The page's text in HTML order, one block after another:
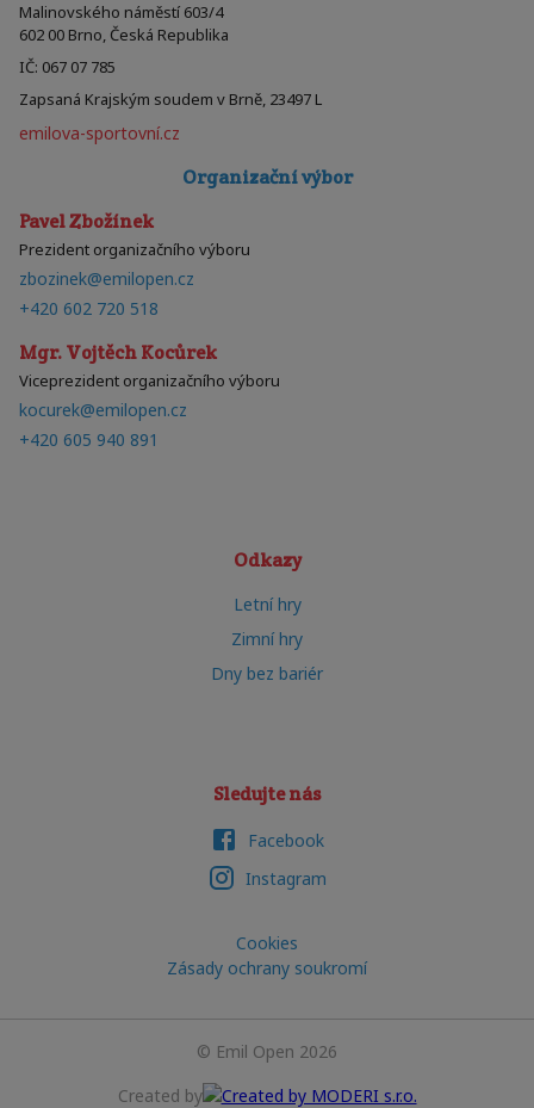
Malinovského náměstí 603/4
602 00 Brno, Česká Republika
IČ: 067 07 785
Zapsaná Krajským soudem v Brně, 23497 L
emilova-sportovní.cz
Organizační výbor
Pavel Zbožínek
Prezident organizačního výboru
zbozinek@emilopen.cz
+420 602 720 518
Mgr. Vojtěch Kocůrek
Viceprezident organizačního výboru
kocurek@emilopen.cz
+420 605 940 891
Odkazy
Letní hry
Zimní hry
Dny bez bariér
Sledujte nás
Facebook
Instagram
Cookies
Zásady ochrany soukromí
© Emil Open 2026
Created by